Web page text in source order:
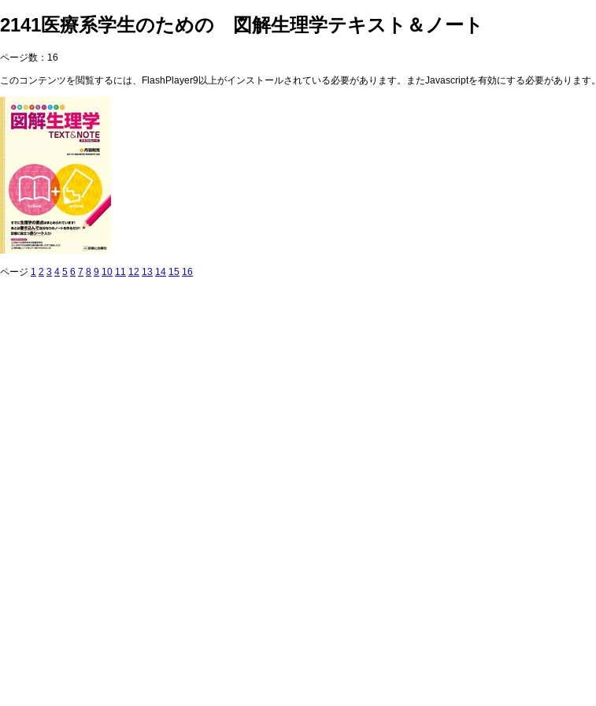
2141医療系学生のための 図解生理学テキスト＆ノート
ページ数：16
このコンテンツを閲覧するには、FlashPlayer9以上がインストールされている必要があります。またJavascriptを有効にする必要があります。
ページ 1 2 3 4 5 6 7 8 9 10 11 12 13 14 15 16